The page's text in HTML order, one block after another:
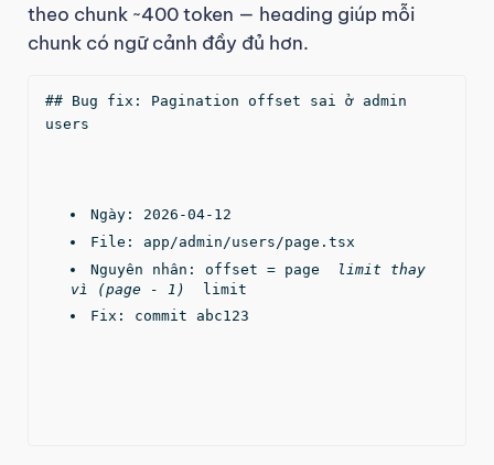
theo chunk ~400 token — heading giúp mỗi
chunk có ngữ cảnh đầy đủ hơn.
## Bug fix: Pagination offset sai ở admin
users
Ngày: 2026-04-12
File: app/admin/users/page.tsx
Nguyên nhân: offset = page
limit thay
vì (page - 1)
limit
Fix: commit abc123